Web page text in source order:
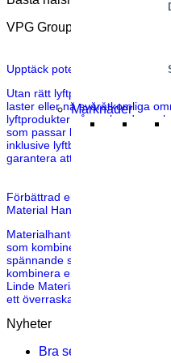
Marknader
VPG Group
Upptäck potentialen i
Utan rätt lyftproduktlösning kan
laster eller nå svåråtkomliga
lyftprodukter på marknaden
som passar bäst. Vi erbjuder
inklusive lyftbord,
garantera att vi alltid har […]
Förbättrad ergonomi genom en
Material Handling
Materialhantering Innovation
som kombinerar befintlig
spännande sätt. Vid en första
kombinera en gaffeltruck med
Linde Material Handling gjorde,
ett överraskande resultat.
Nyheter
Bra serviceträning